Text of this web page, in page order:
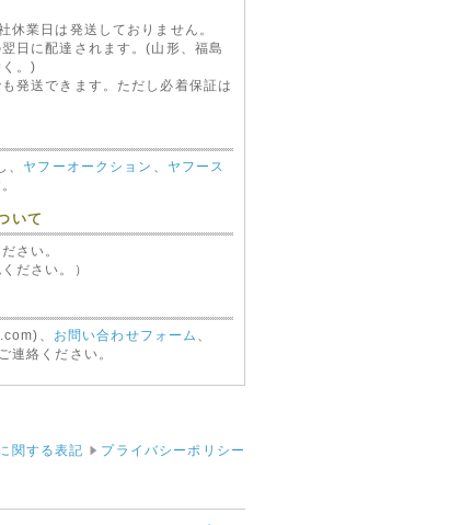
キッカー KICKER KISLOC
休業日は発送しておりません。
日に配達されます。(山形、福島
。)
発送できます。ただし必着保証は
、 ヤフーオークション
ヤフース
いて
さい。
ださい。）
、 お問い合わせフォーム
絡ください。
関する表記 プライバシーポリシー